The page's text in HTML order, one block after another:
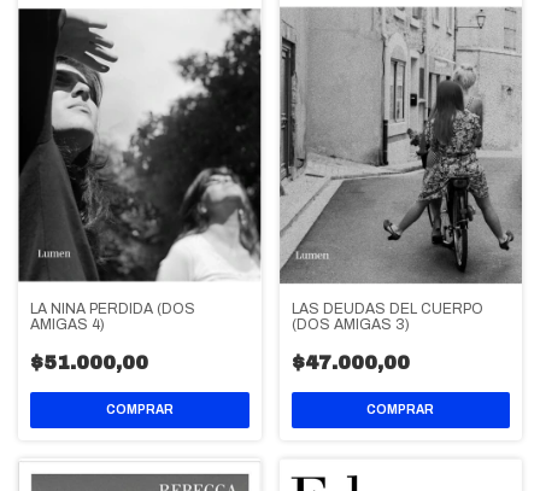
LA NIÑA PERDIDA (DOS
AMIGAS 4)
$51.000,00
LAS DEUDAS DEL CUERPO
(DOS AMIGAS 3)
$47.000,00